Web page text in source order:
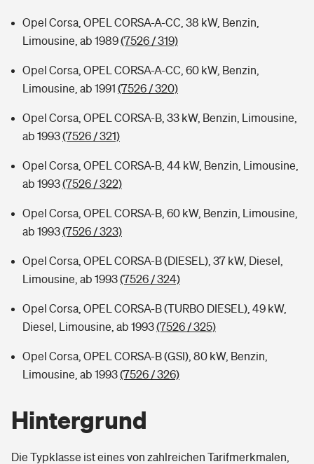
Opel Corsa, OPEL CORSA-A-CC, 38 kW, Benzin,
Limousine, ab 1989(7526 / 319)
Opel Corsa, OPEL CORSA-A-CC, 60 kW, Benzin,
Limousine, ab 1991 (7526 / 320)
Opel Corsa, OPEL CORSA-B, 33 kW, Benzin, Limousine,
ab 1993(7526 / 321)
Opel Corsa, OPEL CORSA-B, 44 kW, Benzin, Limousine,
ab 1993(7526 / 322)
Opel Corsa, OPEL CORSA-B, 60 kW, Benzin, Limousine,
ab 1993(7526 / 323)
Opel Corsa, OPEL CORSA-B (DIESEL), 37 kW, Diesel,
Limousine, ab 1993(7526 / 324)
Opel Corsa, OPEL CORSA-B (TURBO DIESEL), 49 kW,
Diesel, Limousine, ab 1993(7526 / 325)
Opel Corsa, OPEL CORSA-B (GSI), 80 kW, Benzin,
Limousine, ab 1993(7526 / 326)
Hintergrund
Die Typklasse ist eines von zahlreichen Tarifmerkmalen,